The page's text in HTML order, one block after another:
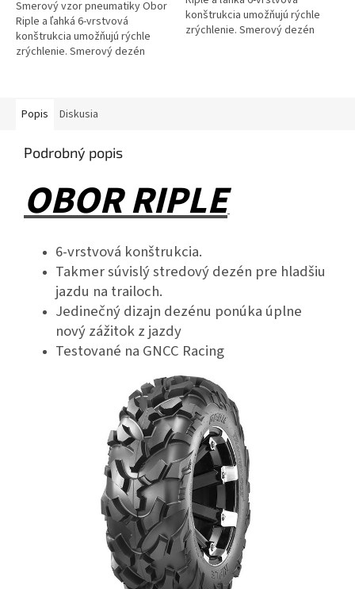
Smerový vzor pneumatiky Obor
Riple a ľahká 6-vrstvová
konštrukcia umožňujú rýchle
zrýchlenie. Smerový dezén
konštrukcia umožňujú rýchle
zrýchlenie. Smerový dezén
Popis Diskusia
Podrobný popis
OBOR RIPLE
6-vrstvová konštrukcia.
Takmer súvislý stredový dezén pre hladšiu
jazdu na trailoch.
Jedinečný dizajn dezénu ponúka úplne
nový zážitok z jazdy
Testované na GNCC Racing